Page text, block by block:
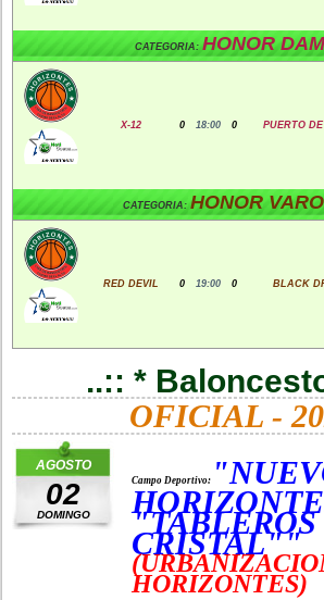
CATEGORIA: HONOR
X-12 0 18:00 0 PUERTO
CATEGORIA: HONOR
RED DEVIL 0 19:00 0 BLACK
..:: *
OFICIAL -
AGOSTO
02
DOMINGO
Campo Deportivo:
"TABLEROS
CRISTAL""
HORIZONTES)